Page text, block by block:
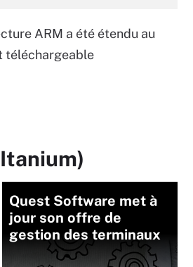
ARM a été étendu au
téléchargeable
Quest Software met à
jour son offre de
gestion des terminaux